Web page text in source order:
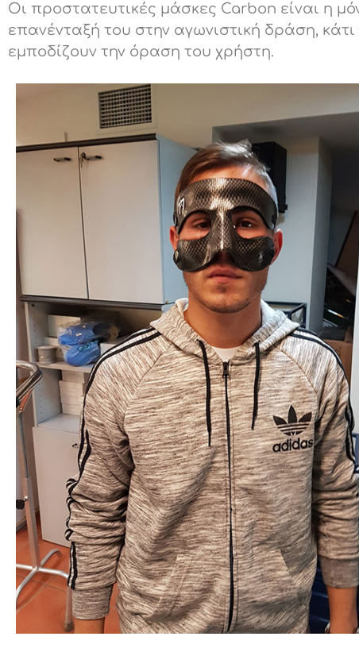
Οι προστατευτικές μάσκες Carbon είναι η
επανένταξή του στην αγωνιστική δράση,
εμποδίζουν την όραση του χρήστη.